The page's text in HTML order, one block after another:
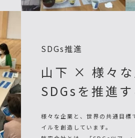
SDGs推進
山下 × 様々な
SDGsを推進
様々な企業と、世界の共通目標
イルを創造しています。